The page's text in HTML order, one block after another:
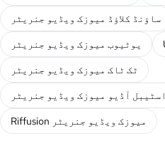
ساؤنڈ کلاؤڈ میوزک ویڈیو جنریٹر
یوٹیوب میوزک ویڈیو جنریٹر
ٹک ٹاک میوزک ویڈیو جنریٹر
اسٹیبل آڈیو میوزک ویڈیو جنریٹر
Riffusion میوزک ویڈیو جنریٹر